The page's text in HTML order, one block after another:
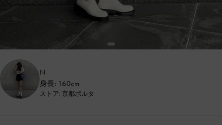
N
身長: 160cm
ストア: 京都ポルタ